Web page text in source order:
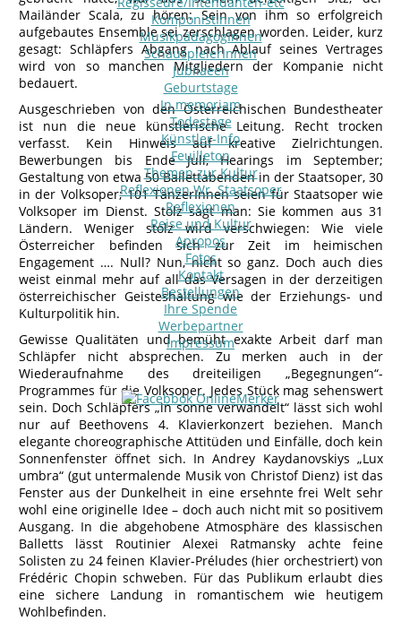
KomponistInnen
MusikpädagogInnen
SchauspielerInnen
Jubilaeen
Geburtstage
In memoriam
Todestage
Künstler-Info
Feuilleton
Themen zur Kultur
Reflexionen Wr. Staatsoper
Reflexionen
Reise und Kultur
Apropos
Fotos
Kontakt
Bestellungen
Ihre Spende
Werbepartner
Impressum
Mailänder Scala, zu hören: Sein von ihm so erfolgreich
aufgebautes Ensemble sei zerschlagen worden. Leider, kurz
gesagt: Schläpfers Abgang nach Ablauf seines Vertrages
wird von so manchen Mitgliedern der Kompanie nicht
bedauert.
Ausgeschrieben von den Österreichischen Bundestheater
ist nun die neue künstlerische Leitung. Recht trocken
verfasst. Kein Hinweis auf kreative Zielrichtungen.
Bewerbungen bis Ende Juli, Hearings im September;
Gestaltung von etwa 50 Ballettabenden in der Staatsoper, 30
in der Volksoper; 101 TänzerInnen seien für Staatsoper wie
Volksoper im Dienst. Stolz sagt man: Sie kommen aus 31
Ländern. Weniger stolz wird verschwiegen: Wie viele
Österreicher befinden sich zur Zeit im heimischen
Engagement …. Null? Nun, nicht so ganz. Doch auch dies
weist einmal mehr auf all das Versagen in der derzeitigen
österreichischer Geisteshaltung wie der Erziehungs- und
Kulturpolitik hin.
Gewisse Qualitäten und bemüht exakte Arbeit darf man
Schläpfer nicht absprechen. Zu merken auch in der
Wiederaufnahme des dreiteiligen „Begegnungen“-
Programmes für die Volksoper. Jedes Stück mag sehenswert
sein. Doch Schläpfers „in sonne verwandelt“ lässt sich wohl
nur auf Beethovens 4. Klavierkonzert beziehen. Manch
elegante choreographische Attitüden und Einfälle, doch kein
Sonnenfenster öffnet sich. In Andrey Kaydanovskiys „Lux
umbra“ (gut untermalende Musik von Christof Dienz) ist das
Fenster aus der Dunkelheit in eine ersehnte frei Welt sehr
wohl eine originelle Idee – doch auch nicht mit so positivem
Ausgang. In die abgehobene Atmosphäre des klassischen
Balletts lässt Routinier Alexei Ratmansky achte feine
Solisten zu 24 feinen Klavier-Préludes (hier orchestriert) von
Frédéric Chopin schweben. Für das Publikum erlaubt dies
eine sichere Landung in romantischem wie heutigem
Wohlbefinden.